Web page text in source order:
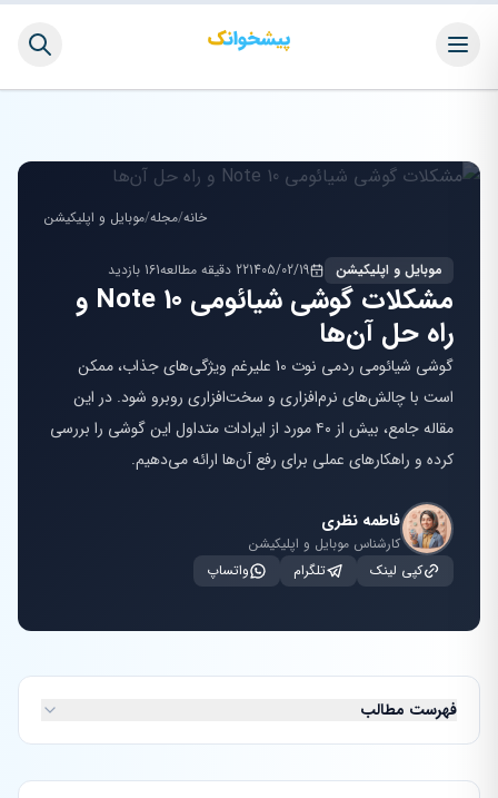
خانه/مجله/موبایل و اپلیکیشن
موبایل و اپلیکیشن 1405/02/1922 دقیقه مطالعه 161 بازدید
مشکلات گوشی شیائومی Note 10 و
راه حل آن‌ها
گوشی شیائومی ردمی نوت 10 علیرغم ویژگی‌های جذاب، ممکن
است با چالش‌های نرم‌افزاری و سخت‌افزاری روبرو شود. در این
مقاله جامع، بیش از ۴۰ مورد از ایرادات متداول این گوشی را بررسی
کرده و راهکارهای عملی برای رفع آن‌ها ارائه می‌دهیم.
فاطمه نظری
کارشناس موبایل و اپلیکیشن
کپی لینک
تلگرام واتساپ
فهرست مطالب